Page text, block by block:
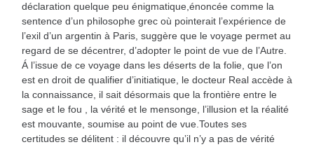
déclaration quelque peu énigmatique,énoncée comme la
sentence d’un philosophe grec où pointerait l’expérience de
l’exil d’un argentin à Paris, suggère que le voyage permet au
regard de se décentrer, d’adopter le point de vue de l’Autre.
Á l’issue de ce voyage dans les déserts de la folie, que l’on
est en droit de qualifier d’initiatique, le docteur Real accède à
la connaissance, il sait désormais que la frontière entre le
sage et le fou , la vérité et le mensonge, l’illusion et la réalité
est mouvante, soumise au point de vue.Toutes ses
certitudes se délitent : il découvre qu’il n’y a pas de vérité